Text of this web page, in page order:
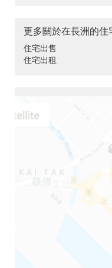
更多關於在長洲的住
住宅出售
住宅出租